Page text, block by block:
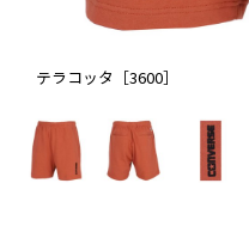
テラコッタ［3600］